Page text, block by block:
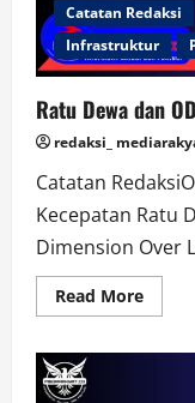
Catatan Redaksi
Infrastruktur
Ratu Dewa dan
redaksi_
Catatan
Kecepatan Ratu
Dimension Over
Read MoreRead
more